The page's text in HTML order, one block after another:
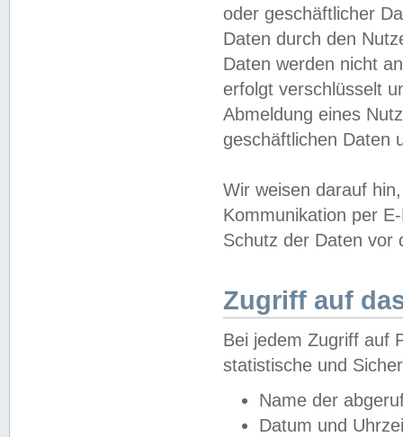
oder geschäftlicher
Daten durch den
Daten werden nicht
erfolgt verschlüsselt
Abmeldung eines
geschäftlichen Daten
Wir weisen darauf
Kommunikation per
Schutz der Daten vor
Zugriff auf
Bei jedem Zugriff auf
statistische und
Name der
Datum und